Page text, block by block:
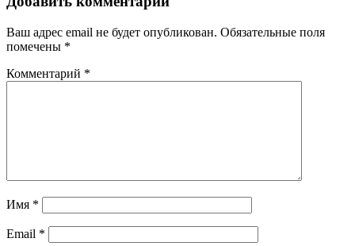
Ваш адрес email не будет опубликован. Обязательные поля
помечены *
Комментарий *
Имя *
Email *